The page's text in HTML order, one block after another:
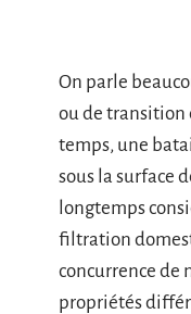
On parle
ou de transition
temps, une
sous la surface
longtemps
filtration
concurrence de
propriétés